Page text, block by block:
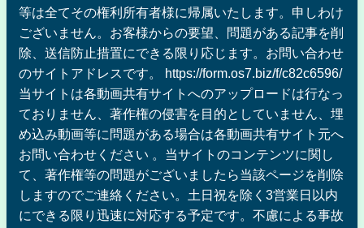
等は全てその権利所有者様に帰属いたします。申しわけ
ございません。お客様からの要望、問題がある記事を削
除、送信防止措置にできる限り応じます。お問い合わせ
のサイトアドレスです。 https://form.os7.biz/f/c82c6596/
当サイトは各動画共有サイトへのアップロードは行なっ
ておりません、著作権の侵害を目的としていません、埋
め込み動画等に問題がある場合は各動画共有サイト元へ
お問い合わせください 。当サイトのコンテンツに関し
て、著作権等の問題がございましたら当該ページを削除
しますのでご連絡ください。土日祝を除く3営業日以内
にできる限り迅速に対応する予定です。不慮による事故